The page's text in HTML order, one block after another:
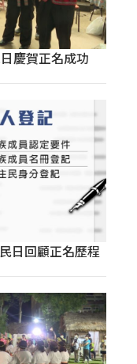
慶賀正名成功
日回顧正名歷程